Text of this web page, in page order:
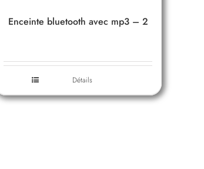
Enceinte bluetooth avec mp3 – 2
Détails